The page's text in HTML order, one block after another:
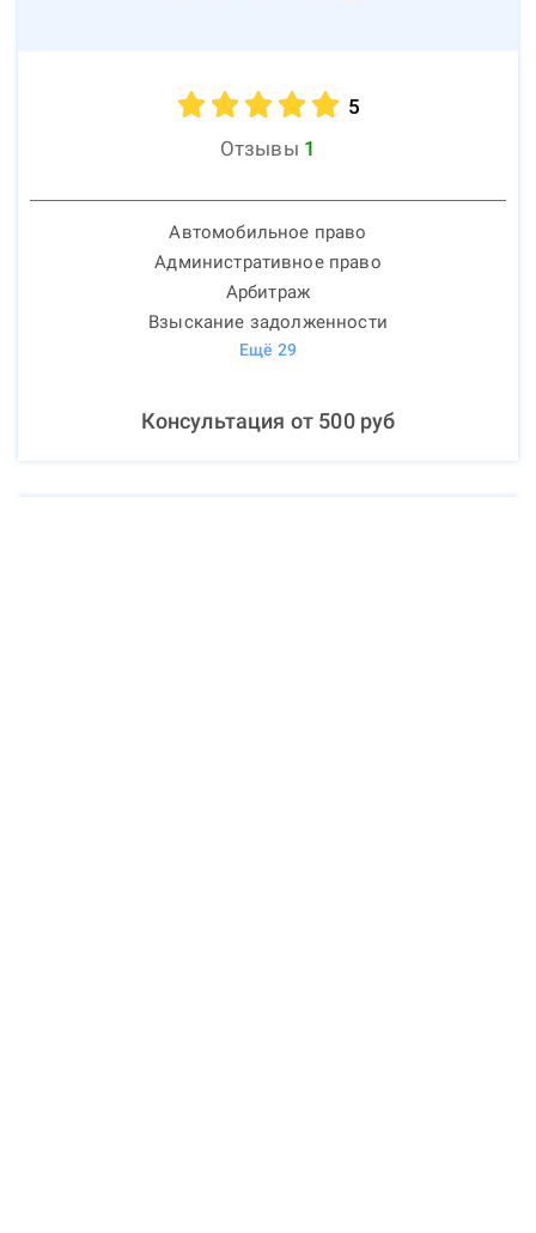
5
Отзывы 1
Автомобильное право
Административное право
Арбитраж
Взыскание задолженности
Ещё 29
Консультация от 500руб